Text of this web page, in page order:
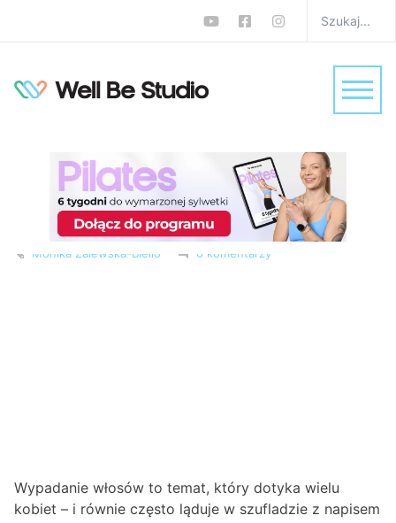
Magdalena Szymczak-
włosów i wstydzie. Jak
sobie radzić?
Podcast,Podcasty,Psyche,WellBeStories ,Zdrowie
Monika Zalewska-Biełło
0 komentarzy
Wypadanie włosów to temat, który dotyka wielu
kobiet – i równie często ląduje w szufladzie z napisem